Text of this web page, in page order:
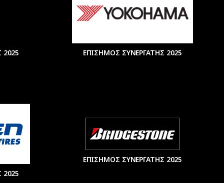
ΕΠΙΣΗΜΟΣ ΣΥΝΕΡΓΑΤΗΣ 2025
ΕΠΙΣΗΜΟΣ ΣΥΝΕΡΓΑΤΗΣ 2025